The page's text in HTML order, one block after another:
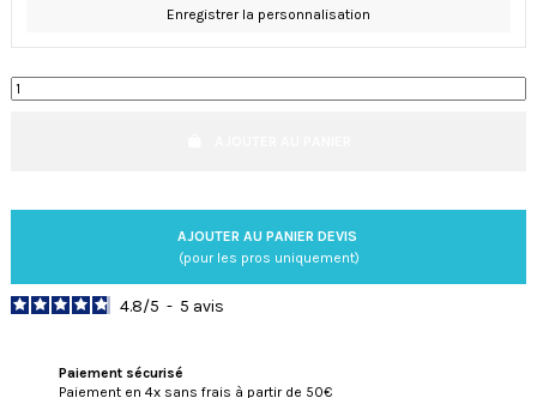
Enregistrer la personnalisation
AJOUTER AU PANIER DEVIS
(pour les pros uniquement)
4.8/5 - 5 avis
Paiement sécurisé
Paiement en 4x sans frais à partir de 50€